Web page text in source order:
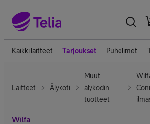
Kaikki laitteet Tarjoukset Puhelimet
Laitteet Älykoti
Muut
älykodin
tuotteet
Wilfa